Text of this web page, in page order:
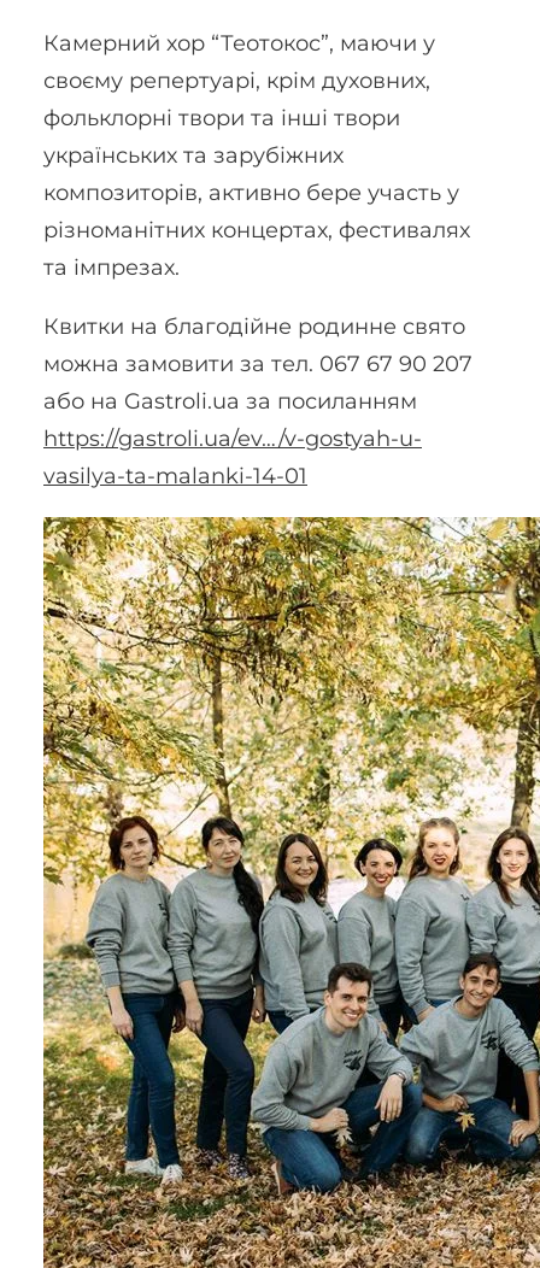
Камерний хор “Теотокос”, маючи у
своєму репертуарі, крім духовних,
фольклорні твори та інші твори
українських та зарубіжних
композиторів, активно бере участь у
різноманітних концертах, фестивалях
та імпрезах.
Квитки на благодійне родинне свято
можна замовити за тел. 067 67 90 207
або на Gastroli.ua за посиланням
https://gastroli.ua/ev…/v-gostyah-u-
vasilya-ta-malanki-14-01